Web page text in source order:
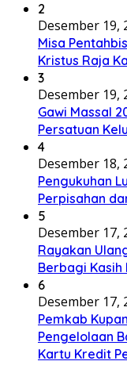
2
Desember 19,
Misa
Kristus Raja
3
Desember 19,
Gawi Massal
Persatuan
4
Desember 18,
Pengukuhan
Perpisahan
5
Desember 17,
Rayakan
Berbagi Kasih
6
Desember 17,
Pemkab
Pengelolaan
Kartu Kredit